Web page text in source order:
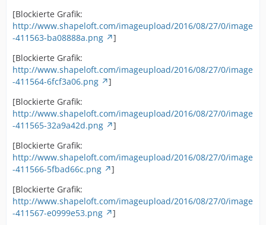
[Blockierte Grafik:
http://www.shapeloft.com/imageupload/2016/08/27/0/image
-411563-ba08888a.png
]
[Blockierte Grafik:
http://www.shapeloft.com/imageupload/2016/08/27/0/image
-411564-6fcf3a06.png
]
[Blockierte Grafik:
http://www.shapeloft.com/imageupload/2016/08/27/0/image
-411565-32a9a42d.png
]
[Blockierte Grafik:
http://www.shapeloft.com/imageupload/2016/08/27/0/image
-411566-5fbad66c.png
]
[Blockierte Grafik:
http://www.shapeloft.com/imageupload/2016/08/27/0/image
-411567-e0999e53.png
]